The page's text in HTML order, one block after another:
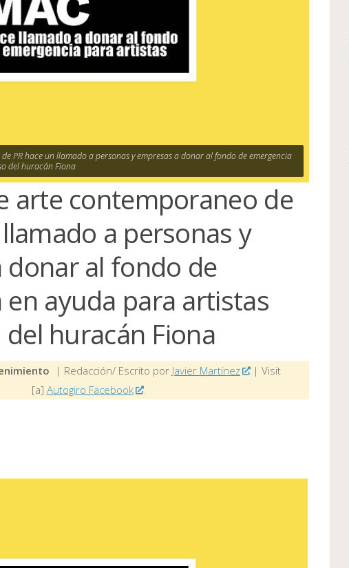
PR hace un llamado a personas y empresas a donar al fondo de emergencia
del huracán Fiona
arte contemporaneo de
a personas y
donar al fondo de
en ayuda para artistas
huracán Fiona
| Redacción/ Escrito por Javier Martínez
| Visit
[a] Autogiro Facebook